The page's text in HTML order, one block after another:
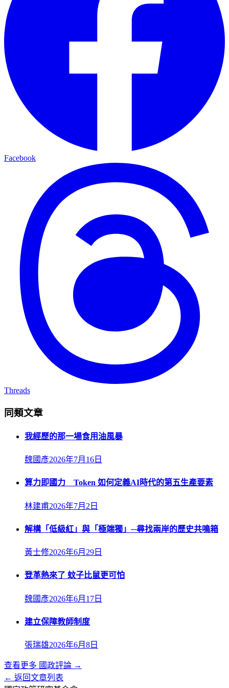
Facebook
Threads
同類文章
我經歷的那一場食用油風暴
魏國彥2026年7月16日
算力即國力 Token 如何定義AI時代的第五生產要素
林建甫2026年7月2日
解構「低級紅」與「極端獨」─尋找兩岸的歷史共鳴箱
黃士修2026年6月29日
登革熱來了 蚊子比鼠更可怕
魏國彥2026年6月17日
建立保障教師制度
張瑞雄2026年6月8日
查看更多 國政評論 →
← 返回文章列表